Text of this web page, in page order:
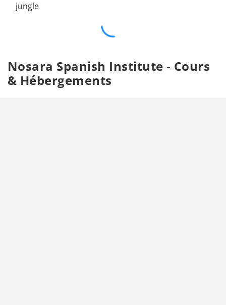
jungle
Nosara Spanish Institute - Cours
& Hébergements